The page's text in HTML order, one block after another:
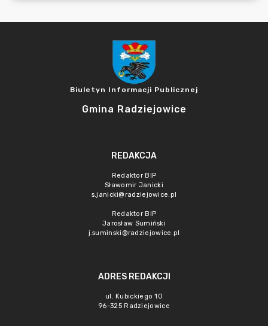
Biuletyn Informacji Publicznej
Gmina Radziejowice
REDAKCJA
Redaktor BIP
Sławomir Janicki
s.janicki@radziejowice.pl
Redaktor BIP
Jarosław Sumiński
j.suminski@radziejowice.pl
ADRES REDAKCJI
ul. Kubickiego 10
96-325 Radziejowice